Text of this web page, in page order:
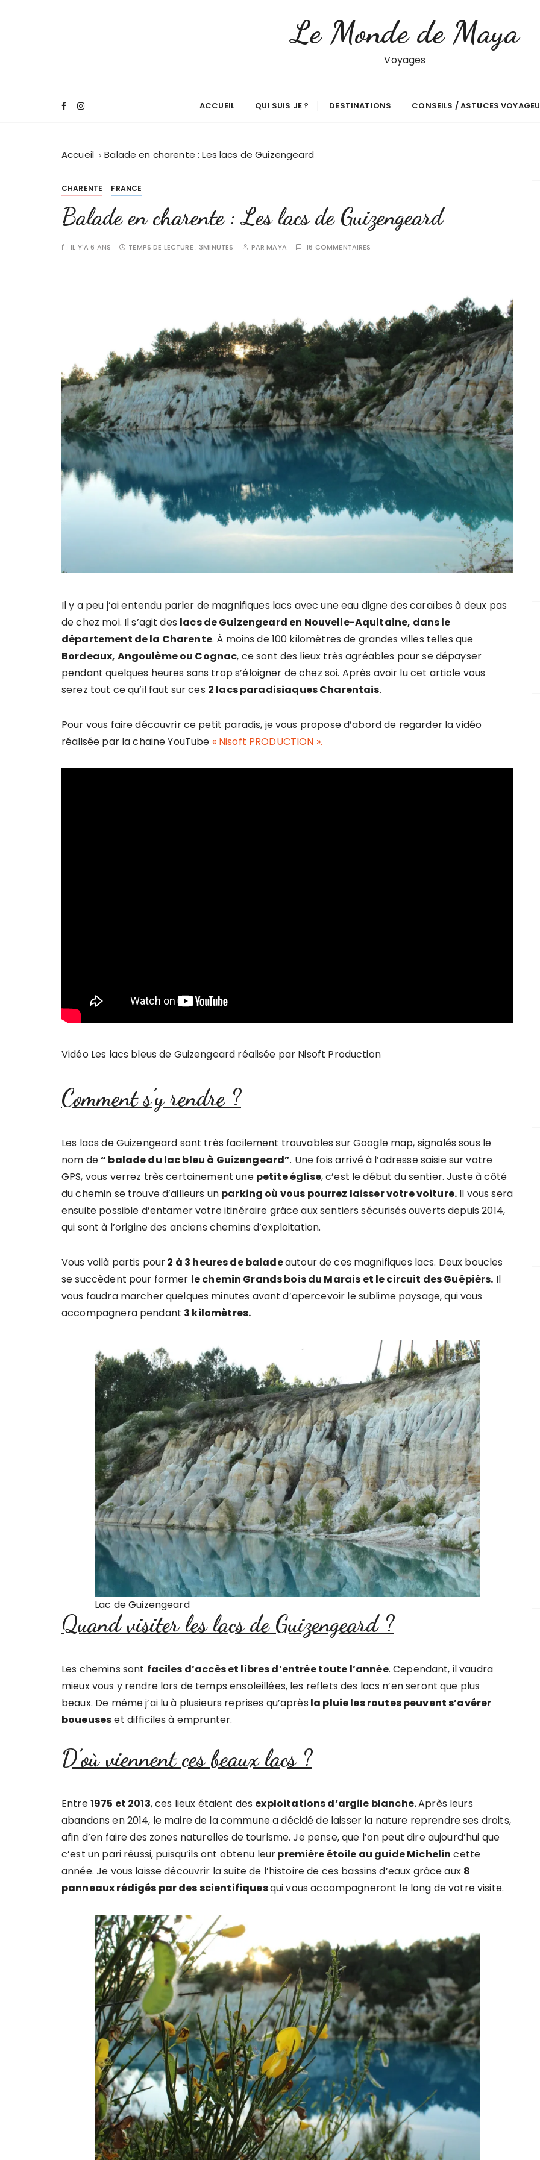
Le Monde de Maya
Voyages
ACCUEIL QUI SUIS JE ? DESTINATIONS CONSEILS / ASTUCES
Accueil Balade en charente : Les lacs de Guizengeard
CHARENTE FRANCE
Balade en charente : Les lacs de Guizengeard
IL Y'A 6 ANS TEMPS DE LECTURE : 3MINUTES PARMAYA 16 COMMENTAIRES
Il y a peu j’ai entendu parler de magnifiques lacs avec une eau digne des caraïbes à deux pas
de chez moi. Il s’agit des lacs de Guizengeard en Nouvelle-Aquitaine, dans le
département de la Charente. À moins de 100 kilomètres de grandes villes telles que
Bordeaux, Angoulème ou Cognac, ce sont des lieux très agréables pour se dépayser
pendant quelques heures sans trop s’éloigner de chez soi. Après avoir lu cet article vous
serez tout ce qu’il faut sur ces 2 lacs paradisiaques Charentais.
Pour vous faire découvrir ce petit paradis, je vous propose d’abord de regarder la vidéo
réalisée par la chaine YouTube « Nisoft PRODUCTION ».
Vidéo Les lacs bleus de Guizengeard réalisée par Nisoft Production
Comment s’y rendre ?
Les lacs de Guizengeard sont très facilement trouvables sur Google map, signalés sous le
nom de“ balade du lac bleu à Guizengeard”. Une fois arrivé à l’adresse saisie sur votre
GPS, vous verrez très certainement une petite église, c’est le début du sentier. Juste à côté
du chemin se trouve d’ailleurs un parking où vous pourrez laisser votre voiture. Il vous sera
ensuite possible d’entamer votre itinéraire grâce aux sentiers sécurisés ouverts depuis 2014,
qui sont à l’origine des anciens chemins d’exploitation.
Vous voilà partis pour2 à 3 heures de baladeautour de ces magnifiques lacs. Deux boucles
se succèdent pour former le chemin Grands bois du Marais et le circuit des Guêpièrs. Il
vous faudra marcher quelques minutes avant d’apercevoir le sublime paysage, qui vous
accompagnera pendant 3 kilomètres.
Lac de Guizengeard
Quand visiter les lacs de Guizengeard ?
Les chemins sont faciles d’accès et libres d’entrée toute l’année. Cependant, il vaudra
mieux vous y rendre lors de temps ensoleillées, les reflets des lacs n’en seront que plus
beaux. De même j’ai lu à plusieurs reprises qu’après la pluie les routes peuvent s’avérer
boueuseset difficiles à emprunter.
D’où viennent ces beaux lacs ?
Entre1975 et 2013, ces lieux étaient des exploitations d’argile blanche.Après leurs
abandons en 2014, le maire de la commune a décidé de laisser la nature reprendre ses droits,
afin d’en faire des zones naturelles de tourisme. Je pense, que l’on peut dire aujourd’hui que
c’est un pari réussi, puisqu’ils ont obtenu leurpremière étoile au guide Michelin cette
année. Je vous laisse découvrir la suite de l’histoire de ces bassins d’eaux grâce aux 8
panneaux rédigés par des scientifiquesqui vous accompagneront le long de votre visite.